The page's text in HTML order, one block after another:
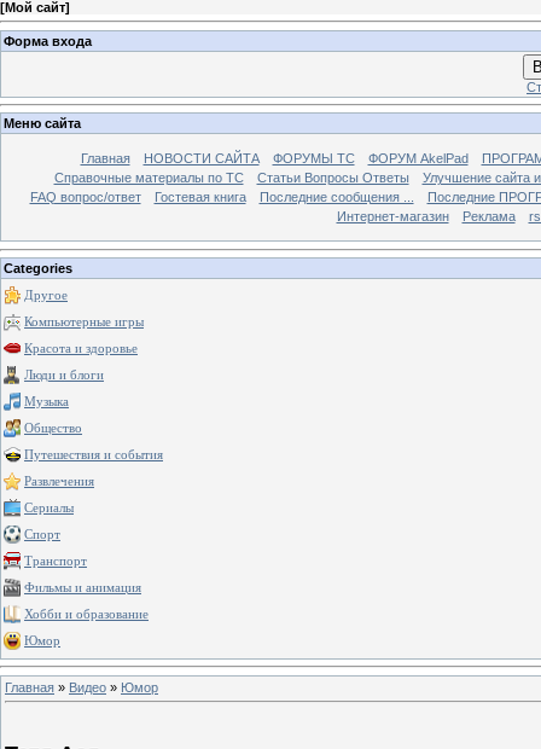
[Мой сайт]
Форма входа
Меню сайта
Главная НОВОСТИ САЙТА ФОРУМЫ TC ФОРУМ AkelPad
Справочные материалы по TС
Статьи Вопросы Ответы
Улучшение сайта
FAQ вопрос/ответ
Гостевая книга Последние сообщения ...
Последние
Интернет-магазин
Реклама
Categories
Другое
Компьютерные игры
Красота и здоровье
Люди и блоги
Музыка
Общество
Путешествия и события
Развлечения
Сериалы
Спорт
Транспорт
Фильмы и анимация
Хобби и образование
Юмор
Главная » Видео » Юмор